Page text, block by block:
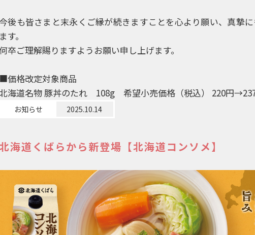
後も皆さまと末永くご縁が続きますことを心より願い、真摯
ます。
卒ご理解賜りますようお願い申し上げます。
■価格改定対象商品
海道名物 豚丼のたれ 108g 希望小売価格（税込） 220円
お知らせ 2025.10.14
海道くばらから新登場【北海道コンソメ】